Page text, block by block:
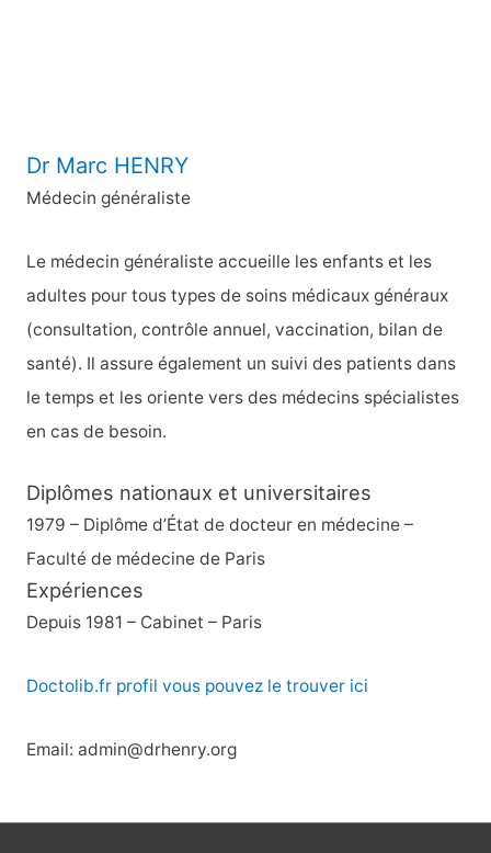
Dr Marc HENRY
Médecin généraliste
Le médecin généraliste accueille les enfants et les
adultes pour tous types de soins médicaux généraux
(consultation, contrôle annuel, vaccination, bilan de
santé). Il assure également un suivi des patients dans
le temps et les oriente vers des médecins spécialistes
en cas de besoin.
Diplômes nationaux et universitaires
1979 – Diplôme d’État de docteur en médecine –
Faculté de médecine de Paris
Expériences
Depuis 1981 – Cabinet – Paris
Doctolib.fr profil vous pouvez le trouver ici
Email: admin@drhenry.org